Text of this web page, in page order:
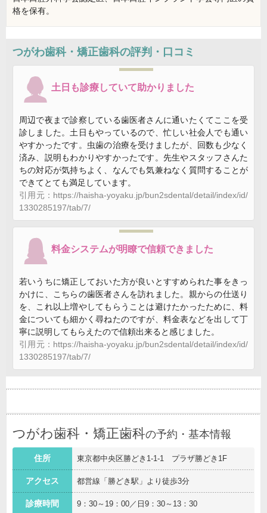
格を保有。
つがわ歯科・矯正歯科の評判・口コミ
土日も診療していて助かりました
周辺で夜まで診察している歯医者さんに通いたくてここを受
診しました。土日もやっているので、忙しい社会人でも通い
やすかったです。虫歯の治療を受けましたが、回数も少なく
済み、説明もわかりやすかったです。先生やスタッフさんた
ちの対応が気持ちよく、なんでも気兼ねなく質問することが
できてとても満足しています。
引用元：https://haisha-yoyaku.jp/bun2sdental/detail/index/id/
1330285197/tab/7/
料金システムが明瞭で信頼できました
若いうちに矯正しておいた方が良いとすすめられた事をきっ
かけに、こちらの歯医者さんを訪れました。親からの仕送り
を、これ以上増やしてもらうことは避けたかったために、料
金についても細かく尋ねたのですが、料金表などを出して丁
寧に説明してもらえたので信頼出来ると感じました。
引用元：https://haisha-yoyaku.jp/bun2sdental/detail/index/id/
1330285197/tab/7/
つがわ歯科・矯正歯科の予約・基本情報
住所 東京都中央区勝どき1-1-1 プラザ勝どき1F
アクセス 都営線「勝どき駅」より徒歩3分
診療時間 9：30～19：00／日9：30～13：30